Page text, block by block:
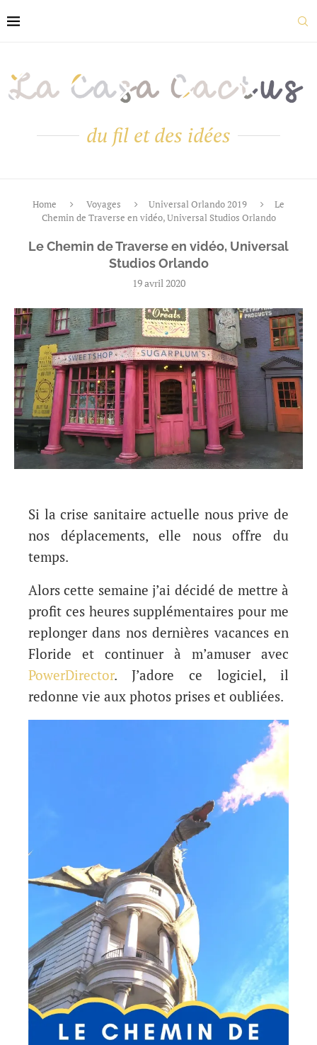
du fil et des idées
Home Voyages Universal Orlando 2019
Le
Chemin de Traverse en vidéo, Universal Studios Orlando
Le Chemin de Traverse en vidéo, Universal
Studios Orlando
19 avril 2020
Si la crise sanitaire actuelle nous prive de
nos déplacements, elle nous offre du
temps.
Alors cette semaine j’ai décidé de mettre à
profit ces heures supplémentaires pour me
replonger dans nos dernières vacances en
Floride et continuer à m’amuser avec
PowerDirector. J’adore ce logiciel, il
redonne vie aux photos prises et oubliées.